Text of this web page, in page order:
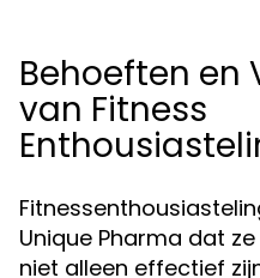
Behoeften en
van Fitness
Unique Pharma dat
niet alleen effectief